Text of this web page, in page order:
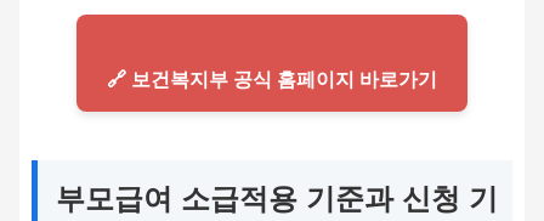
🔗 보건복지부 공식 홈페이지 바로가기
부모급여 소급적용 기준과 신청 기